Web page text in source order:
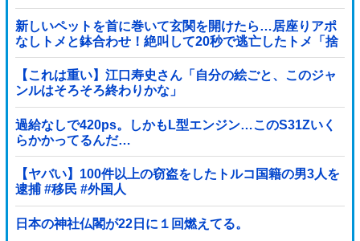
新しいペットを首に巻いて玄関を開けたら…居座りアポ
なしトメと鉢合わせ！絶叫して20秒で逃亡したトメ「捨
てないと二度と行ってあげない！」←もう来なくて大丈
夫ですｗ
【これは重い】江口寿史さん「自分の絵ごと、このジャ
ンルはそろそろ終わりかな」
過給なしで420ps。しかもL型エンジン…このS31Zいく
らかかってるんだ…
【ヤバい】100件以上の窃盗をしたトルコ国籍の男3人を
逮捕 #移民 #外国人
日本の神社仏閣が22日に１回燃えてる。